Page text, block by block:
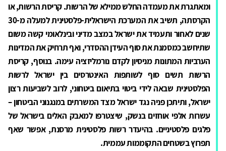
ומאתגרת את מעמדה החלש ממילא של הרשות. קריסת הרשות, או
הקרסתה, תשיב את המערכת הישראלית-פלסטינית למעלה מ-30
שנים לאחור ותעמיד את ישראל במצב מדיני ובינלאומי קשה משום
שתיחשב כמסמנת את סוף העידן ההסדרי, ואף תרחיק את המדינות
הערביות המתונות מניסיון לקדם נורמליזציה עימה. בנוסף, קריסת
הרשות תשים סוף לשותפות האינטרסים בין ישראל לרשות
הפלסטינית שבאה לידי ביטוי בתיאום ביטחוני, לרוב לשביעות רצון
ישראל, ותיתכן פניה נגד ישראל מצד המשרתים במנגנוני הביטחון –
עשרות אלפי אוחזים בנשק, שיצטרפו למאבק האלים בישראל של
פלגים פלסטיניים. בהיעדר רשות פלסטינית מרסנת, אפשר שאף
תפרוץ בשטחים התקוממות עממית.